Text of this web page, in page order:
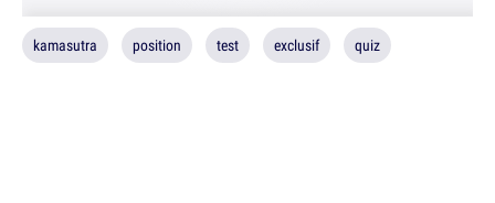
kamasutra position test exclusif quiz